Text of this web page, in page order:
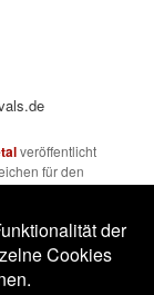
veröffentlicht
für den